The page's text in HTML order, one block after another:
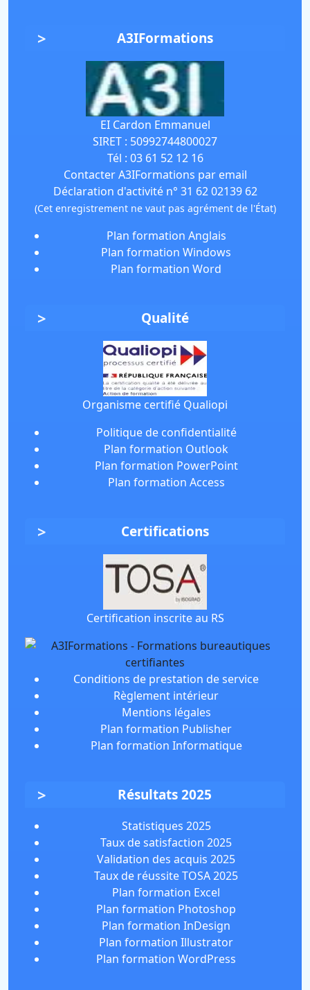
A3IFormations
EI Cardon Emmanuel
SIRET : 50992744800027
Tél : 03 61 52 12 16
Contacter A3IFormations par email
Déclaration d'activité n° 31 62 02139 62
(Cet enregistrement ne vaut pas agrément de l'État)
Plan formation Anglais
Plan formation Windows
Plan formation Word
Qualité
Organisme certifié Qualiopi
Politique de confidentialité
Plan formation Outlook
Plan formation PowerPoint
Plan formation Access
Certifications
Certification inscrite au RS
Conditions de prestation de service
Règlement intérieur
Mentions légales
Plan formation Publisher
Plan formation Informatique
Résultats 2025
Statistiques 2025
Taux de satisfaction 2025
Validation des acquis 2025
Taux de réussite TOSA 2025
Plan formation Excel
Plan formation Photoshop
Plan formation InDesign
Plan formation Illustrator
Plan formation WordPress